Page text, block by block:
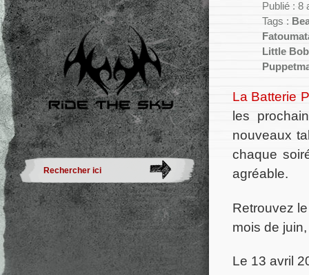
Publié : 8
Tags :
Little Bob
La Batterie
les
nouveaux
chaque
agréable.
Retrouvez
mois de
Le 13 avril